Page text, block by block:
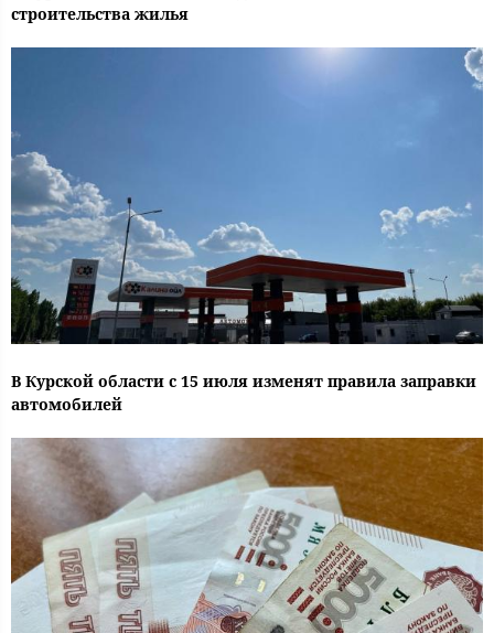
строительства жилья
В Курской области с 15 июля изменят правила заправки
автомобилей